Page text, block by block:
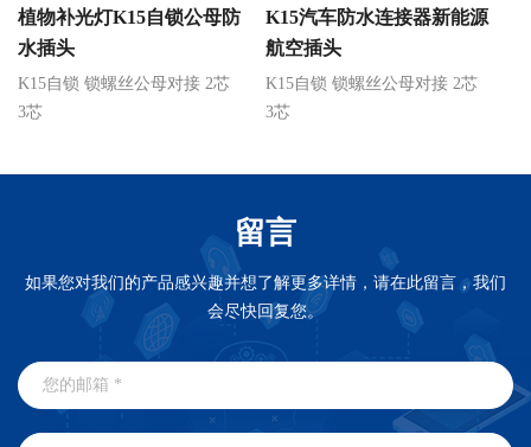
植物补光灯K15自锁公母防
水插头
K15自锁 锁螺丝公母对接 2芯
3芯
K15汽车防水连接器新能源
航空插头
K15自锁 锁螺丝公母对接 2芯
3芯
留言
如果您对我们的产品感兴趣并想了解更多详情，请在此留言，我们
会尽快回复您。